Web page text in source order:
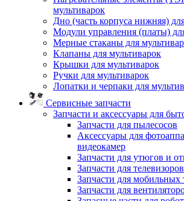
мультиварок
Дно (часть корпуса нижняя)
Модули управления (платы)
Мерные стаканы для
Клапаны для мультиварок
Крышки для мультиварок
Ручки для мультиварок
Лопатки и черпаки для
Сервисные запчасти
Запчасти и аксессуары для
Запчасти для пылесосов
Аксессуары для
видеокамер
Запчасти для утюгов и
Запчасти для
Запчасти для мобильных
Запчасти для